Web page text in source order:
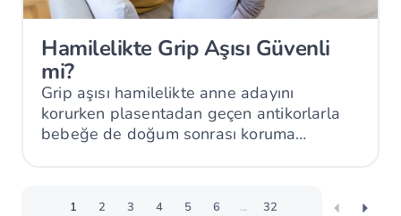
Hamilelikte Grip Aşısı Güvenli
mi?
Grip aşısı hamilelikte anne adayını
korurken plasentadan geçen antikorlarla
bebeğe de doğum sonrası koruma
1 2 3 4 5 6 ... 32